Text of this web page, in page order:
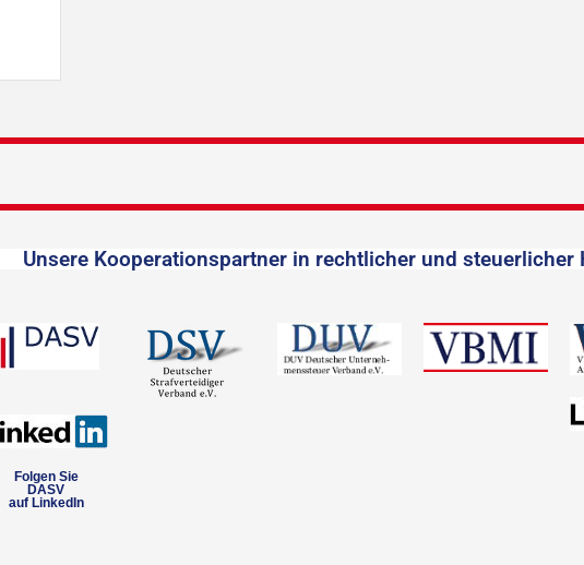
Unsere Kooperationspartner in rechtlicher und steuerlicher
Folgen Sie
DASV
auf LinkedIn